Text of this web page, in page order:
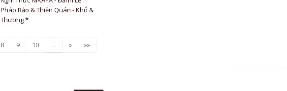
Pháp Bảo & Thiền Quán - Khổ &
Thương *
8 9 10 … » »»